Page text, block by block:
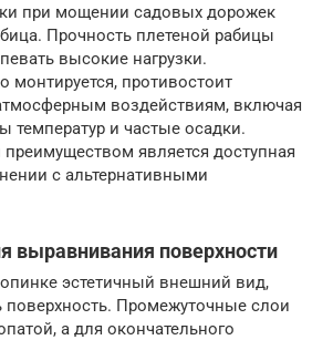
при мощении садовых дорожек
Прочность плетеной рабицы
высокие нагрузки.
монтируется, противостоит
воздействиям, включая
температур и частые осадки.
является доступная
с альтернативными
выравнивания поверхности
эстетичный внешний вид,
Промежуточные слои
а для окончательного